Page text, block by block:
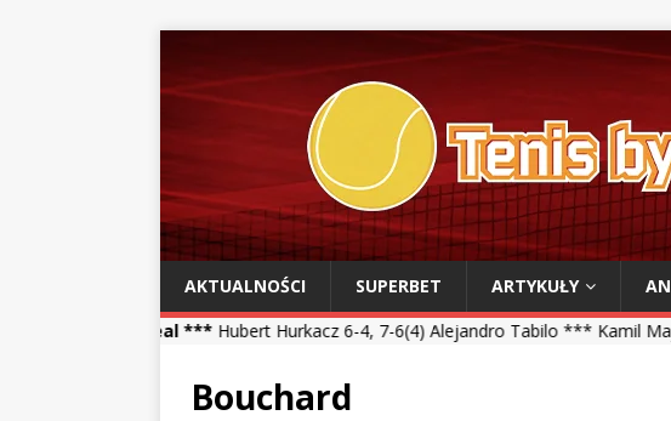
AKTUALNOŚCI SUPERBET ARTYKUŁY
Hubert Hurkacz 6-4, 7-6(4) Alejandro Tabilo *** Kamil Majchrzak 4-6, 4-6
Bouchard